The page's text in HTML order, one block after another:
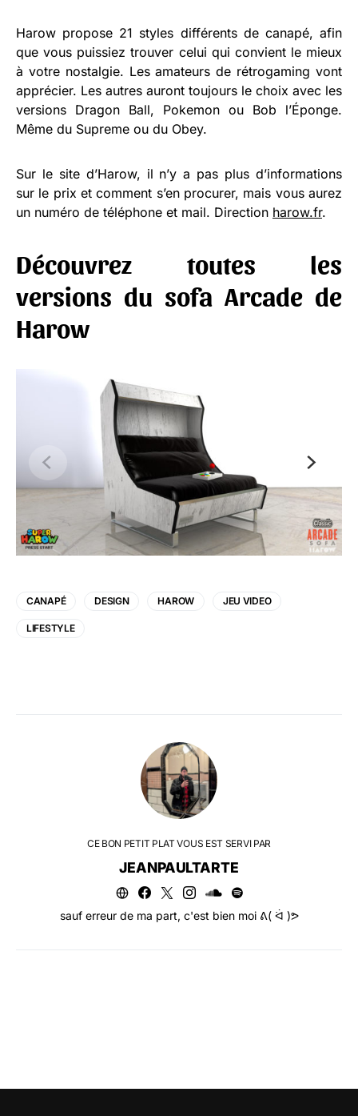
Harow propose 21 styles différents de canapé, afin
que vous puissiez trouver celui qui convient le mieux
à votre nostalgie. Les amateurs de rétrogaming vont
apprécier. Les autres auront toujours le choix avec les
versions Dragon Ball, Pokemon ou Bob l’Éponge.
Même du Supreme ou du Obey.
Sur le site d’Harow, il n’y a pas plus d’informations
sur le prix et comment s’en procurer, mais vous aurez
un numéro de téléphone et mail. Direction harow.fr.
Découvrez toutes les
versions du sofa Arcade de
Harow
CANAPÉ DESIGN HAROW JEU VIDEO
LIFESTYLE
CE BON PETIT PLAT VOUS EST SERVI PAR
JEANPAULTARTE
sauf erreur de ma part, c'est bien moi ᕕ( ᐛ )ᕗ